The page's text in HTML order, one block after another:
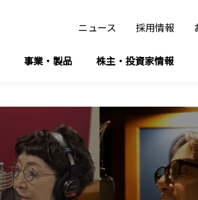
ニュース 採用情報
事業・製品 株主・投資家情報